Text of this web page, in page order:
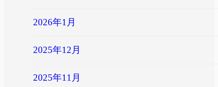
2026年1月
2025年12月
2025年11月